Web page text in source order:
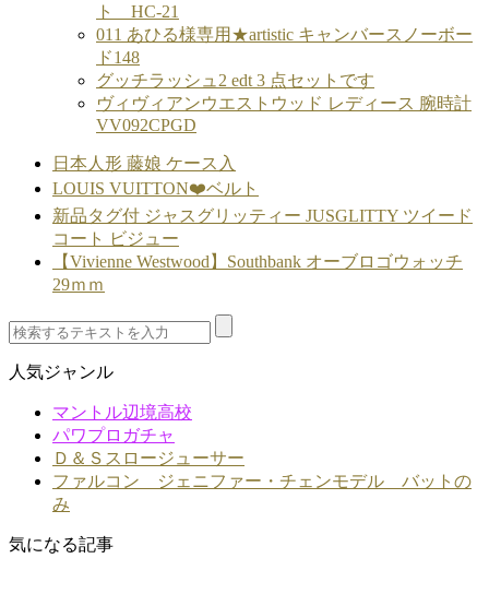
ト HC-21
011 あひる様専用★artistic キャンバースノーボー
ド148
グッチラッシュ2 edt 3 点セットです
ヴィヴィアンウエストウッド レディース 腕時計
VV092CPGD
日本人形 藤娘 ケース入
LOUIS VUITTON❤️ベルト
新品タグ付 ジャスグリッティー JUSGLITTY ツイード
コート ビジュー
【Vivienne Westwood】Southbank オーブロゴウォッチ
29ｍｍ
人気ジャンル
マントル辺境高校
パワプロガチャ
Ｄ＆Ｓスロージューサー
ファルコン ジェニファー・チェンモデル バットの
み
気になる記事